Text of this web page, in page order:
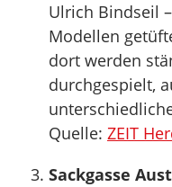
Ulrich Bindseil
Modellen
dort werden
durchgespielt,
Quelle: ZEIT
Sackgasse